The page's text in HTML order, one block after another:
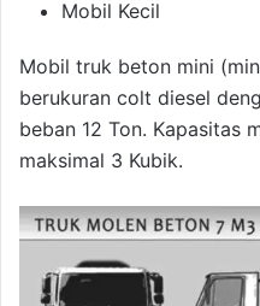
Mobil Kecil
Mobil truk beton mini
berukuran colt diesel
beban 12 Ton. Kapasitas
maksimal 3 Kubik.